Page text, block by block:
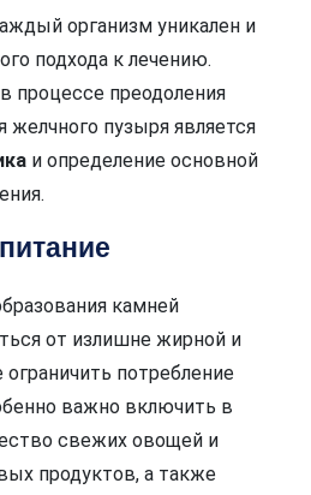
организм уникален и
подхода к лечению.
преодоления
желчного пузыря является
и определение основной
камней
от излишне жирной и
потребление
важно включить в
свежих овощей и
продуктов, а также